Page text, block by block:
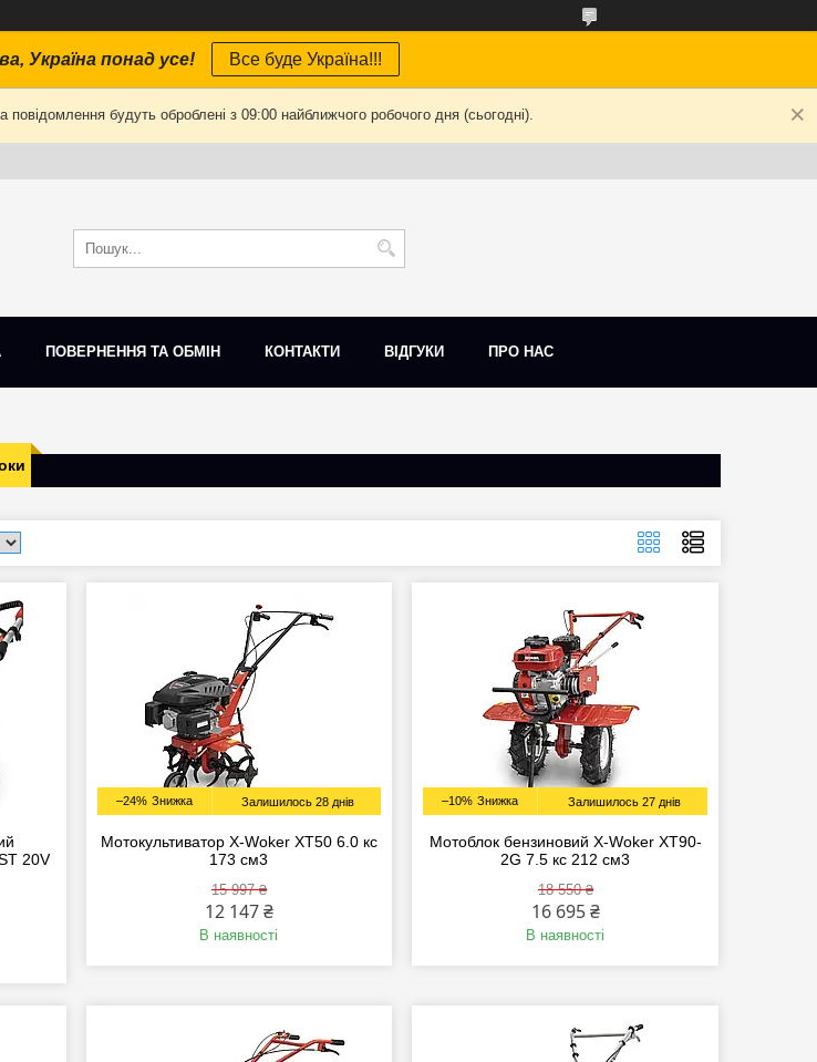
Україна понад усе! Все буде Україна!!!
будуть оброблені з 09:00 найближчого робочого дня (сьогодні).
ПОВЕРНЕННЯ ТА ОБМІН КОНТАКТИ ВІДГУКИ ПРО НАС
20V
–24% Залишилось 28 днів
Мотокультиватор X-Woker XT50 6.0 кс
173 см3
15 997 ₴
12 147 ₴
В наявності
–10% Залишилось 27 днів
Мотоблок бензиновий X-Woker XT90-
2G 7.5 кc 212 см3
18 550 ₴
16 695 ₴
В наявності